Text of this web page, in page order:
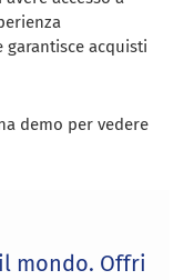
garantisce acquisti
demo per vedere
mondo. Offri